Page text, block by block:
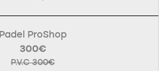
Padel ProShop
300€
P.V.C 300€